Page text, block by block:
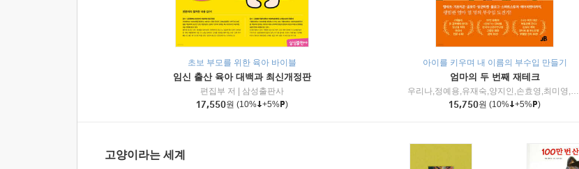
초보 부모를 위한 육아 바이블
임신 출산 육아 대백과 최신개정판
편집부 저
삼성출판사
17,550원 (10% +5% )
아이를 키우며 내 이름의 부수입 만들기
엄마의 두 번째 재테크
우리나,정예용,유재숙,양지인,손효영,최미영,조민주,이진현,차미숙,서미숙 저
15,750원 (10% +5% )
고양이라는 세계